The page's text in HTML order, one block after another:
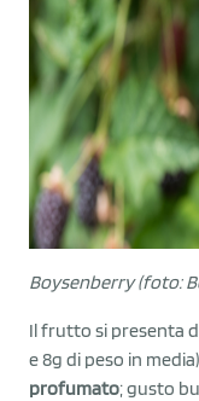
Boysenberry (foto:
Il frutto si presenta
e 8g di peso in
profumato; gusto